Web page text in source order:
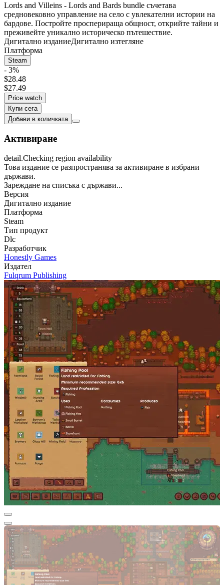
Lords and Villeins - Lords and Bards bundle съчетава
средновековно управление на село с увлекателни истории на
бардове. Постройте просперираща общност, открийте тайни и
преживейте уникално историческо пътешествие.
Дигитално изданиеДигитално изтегляне
Платформа
Steam
- 3%
$28.48
$27.49
Price watch
Купи сега
Добави в количката
Активиране
detail.Checking region availability
Това издание се разпространява за активиране в избрани
държави.
Зареждане на списъка с държави...
Версия
Дигитално издание
Платформа
Steam
Тип продукт
Dlc
Разработчик
Honestly Games
Издател
Fulqrum Publishing